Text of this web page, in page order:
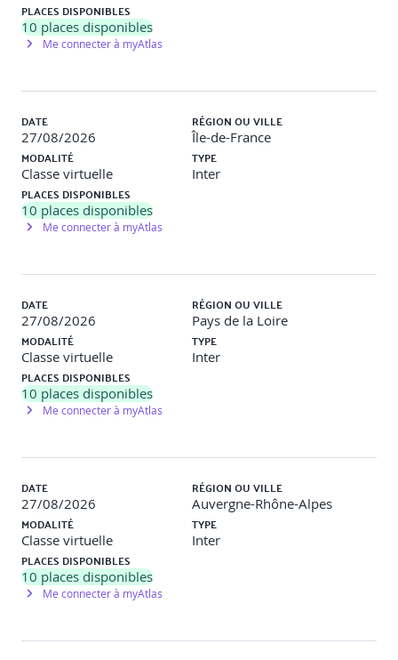
PLACES DISPONIBLES
10 places disponibles
Me connecter à myAtlas
DATE
27/08/2026
RÉGION OU VILLE
Île-de-France
MODALITÉ
Classe virtuelle
TYPE
Inter
PLACES DISPONIBLES
10 places disponibles
Me connecter à myAtlas
DATE
27/08/2026
RÉGION OU VILLE
Pays de la Loire
MODALITÉ
Classe virtuelle
TYPE
Inter
PLACES DISPONIBLES
10 places disponibles
Me connecter à myAtlas
DATE
27/08/2026
RÉGION OU VILLE
Auvergne-Rhône-Alpes
MODALITÉ
Classe virtuelle
TYPE
Inter
PLACES DISPONIBLES
10 places disponibles
Me connecter à myAtlas